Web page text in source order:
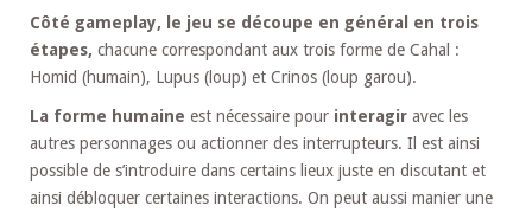
Côté gameplay, le jeu se découpe en général en trois
étapes, chacune correspondant aux trois forme de Cahal :
Homid (humain), Lupus (loup) et Crinos (loup garou).
La forme humaine est nécessaire pour interagir avec les
autres personnages ou actionner des interrupteurs. Il est ainsi
possible de s’introduire dans certains lieux juste en discutant et
ainsi débloquer certaines interactions. On peut aussi manier une